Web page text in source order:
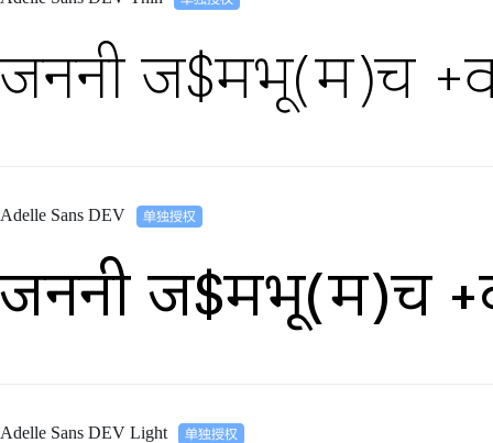
जननी ज$मभू(म)च
Adelle Sans DEV
जननी ज$मभू(म)च
Adelle Sans DEV Light